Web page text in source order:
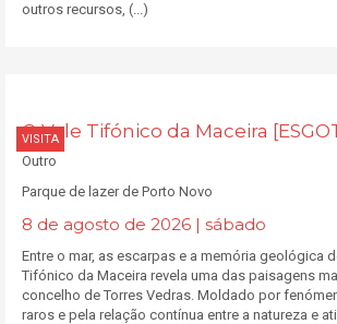
outros recursos, (...)
VISITA
O Vale Tifónico da Maceira
Outro
Parque de lazer de Porto Novo
8 de agosto de 2026 | sábado
Entre o mar, as escarpas e a memória geológica
Tifónico da Maceira revela uma das paisagens
concelho de Torres Vedras. Moldado por
raros e pela relação contínua entre a natureza e